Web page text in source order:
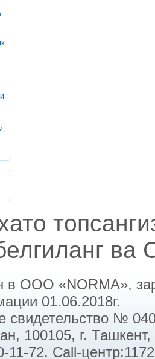
ва
в ООО «NORMA»,
01.06.2018г.
свидетельство №
100105, г.
11-72. Call-